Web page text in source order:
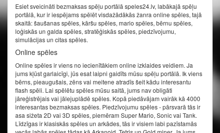
Esiet sveicināti bezmaksas spēļu portālā speles24.lv, labākajā spēļu
portālā, kur ir iespējams spēlēt visdažādākās žanra online spēles, tajā
skaitā: šaušanas spēles, kāršu spēles, mario spēles, bērnu spēles,
loģiskās un galda spēles, stratēģiskās spēles, piedzīvojumu,
simulācijas un citas spēles.
Online spēles
Online spēles ir viens no iecienītākiem online izklaides veidiem. Ja
jums kļūst garlaicīgi, jūs esat laipni gaidīts mūsu spēļu portālā. Ik viens
bērns, pieaugušais, zēns vai meitene atradīs šeit kādu interesantu
flash spēli. Lai spēlētu spēles mūsu saitā, jums nav obligāti
jāreģistrējais vai jālejuplādē spēles. Kopā piedāvājam vairāk kā 4000
interesantas bezmaksas spēles. Piedzīvojumu spēles - pārsvarā tās ir
asa sižeta 2D vai 3D spēles, piemēram Super Mario, Sonic vai Tank.
Līdzīgas ir klasiskās spēles un arkādes, tās ir visiem labi pazīstamās